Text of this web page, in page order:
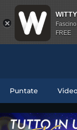
Puntate
FREE